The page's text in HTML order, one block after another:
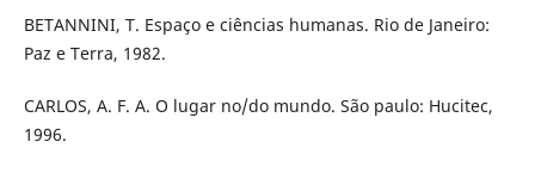
BETANNINI, T. Espaço e ciências humanas. Rio de Janeiro:
Paz e Terra, 1982.
CARLOS, A. F. A. O lugar no/do mundo. São paulo: Hucitec,
1996.